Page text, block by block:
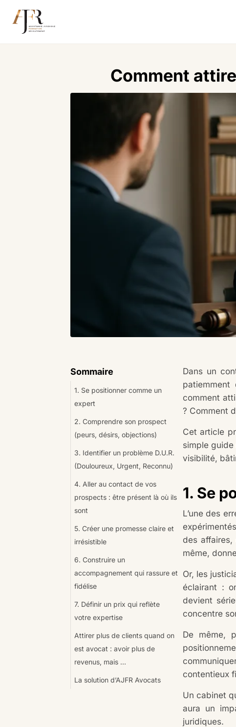
Comment
Sommaire
1. Se positionner comme un
expert
2. Comprendre son prospect
(peurs, désirs, objections)
3. Identifier un problème D.U.R.
(Douloureux, Urgent, Reconnu)
4. Aller au contact de vos
prospects : être présent là où ils
sont
5. Créer une promesse claire et
irrésistible
6. Construire un
accompagnement qui rassure et
fidélise
7. Définir un prix qui reflète
votre expertise
Attirer plus de clients quand on
est avocat : avoir plus de
revenus, mais …
La solution d’AJFR Avocats
Dans un
comment
? Comment
Cet article
simple guide
visibilité,
1. Se
L’une des
des
même,
Or, les
éclairant :
devient
concentre
De même,
contentieux
Un cabinet
aura un
juridiques.